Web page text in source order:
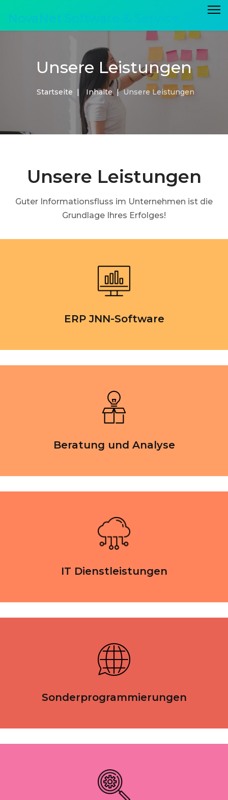
NovaNet Software & Service
Unsere Leistungen
Startseite Inhalte Unsere Leistungen
Unsere Leistungen
Guter Informationsfluss im Unternehmen ist die
Grundlage Ihres Erfolges!
ERP JNN-Software
Beratung und Analyse
IT Dienstleistungen
Sonderprogrammierungen